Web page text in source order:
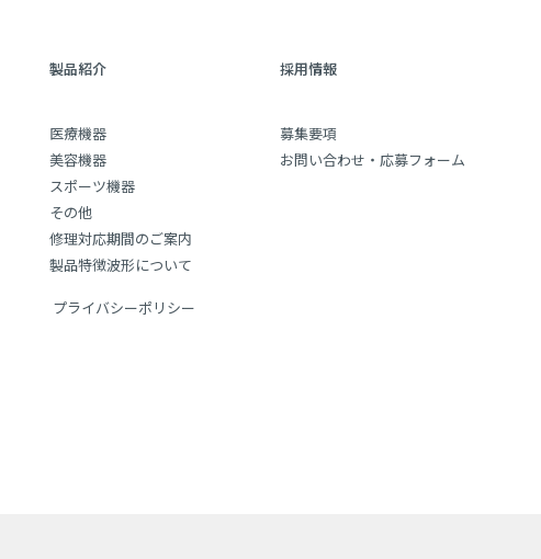
製品紹介
医療機器
美容機器
スポーツ機器
その他
修理対応期間のご案内
製品特徴波形について
採用情報
募集要項
お問い合わせ・応募フォーム
プライバシーポリシー